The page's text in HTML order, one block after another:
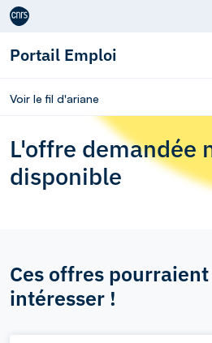
Aller au contenu
Portail Emploi
Voir le fil d'ariane
L'offre demandée
disponible
Ces offres
intéresser !